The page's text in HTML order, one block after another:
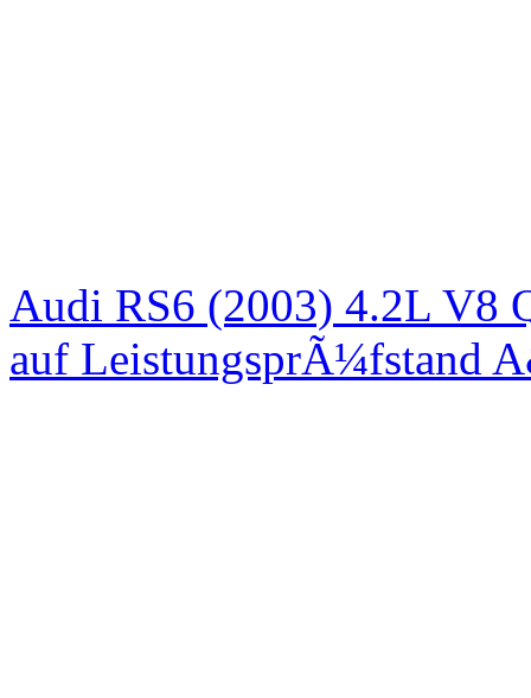
Audi RS6 (2003) 4.2L V8
auf LeistungsprÃ¼fstand